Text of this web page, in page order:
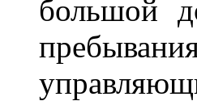
большой